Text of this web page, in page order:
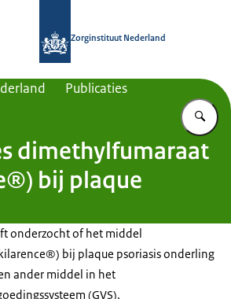
Zorginstituut Nederland
Publicaties
dimethylfumaraat
bij plaque
onderzocht of het middel
bij plaque psoriasis onderling
ander middel in het
(GVS).